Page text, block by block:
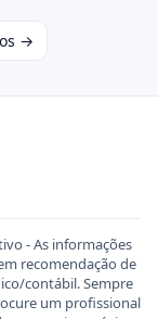
→
- As informações
recomendação de
contábil. Sempre
um profissional